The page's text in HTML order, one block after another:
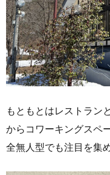
もともとはレストラン
からコワーキングスペ
全無人型でも注目を集